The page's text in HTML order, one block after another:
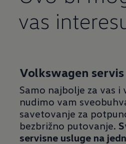
vas
Volkswagen servis
Samo najbolje za vas i
nudimo vam
savetovanje za
bezbrižno putovanje.
servisne usluge na